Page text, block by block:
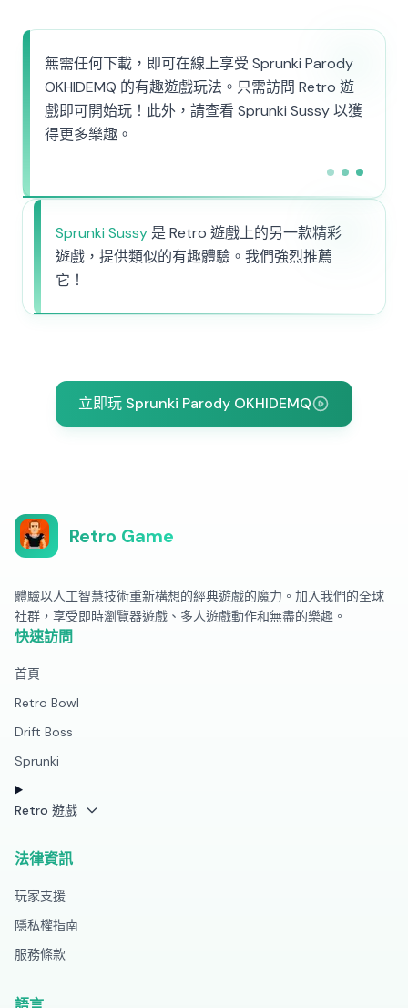
無需任何下載，即可在線上享受 Sprunki Parody
OKHIDEMQ 的有趣遊戲玩法。只需訪問 Retro 遊
戲即可開始玩！此外，請查看 Sprunki Sussy 以獲
得更多樂趣。
Sprunki Sussy 是 Retro 遊戲上的另一款精彩
遊戲，提供類似的有趣體驗。我們強烈推薦
它！
立即玩 Sprunki Parody OKHIDEMQ
Retro Game
體驗以人工智慧技術重新構想的經典遊戲的魔力。加入我們的全球
社群，享受即時瀏覽器遊戲、多人遊戲動作和無盡的樂趣。
快速訪問
首頁
Retro Bowl
Drift Boss
Sprunki
Retro 遊戲
法律資訊
玩家支援
隱私權指南
服務條款